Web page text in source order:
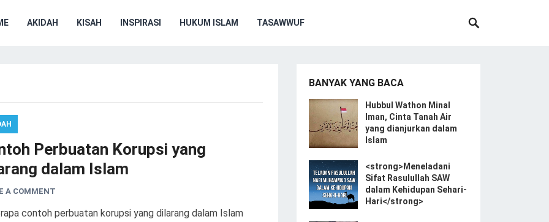
AKIDAH KISAH INSPIRASI HUKUM ISLAM TASAWWUF
Perbuatan Korupsi yang
dalam Islam
A COMMENT
contoh perbuatan korupsi yang dilarang dalam Islam
BANYAK YANG BACA
Hubbul Wathon Minal
Iman, Cinta Tanah Air
yang dianjurkan dalam
Islam
<strong>Meneladani
Sifat Rasulullah SAW
dalam Kehidupan Sehari-
Hari</strong>